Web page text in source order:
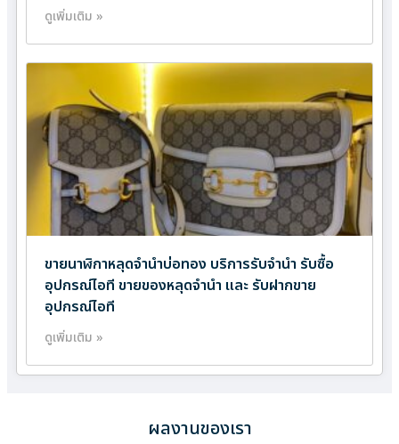
ดูเพิ่มเติม »
ขายนาฬิกาหลุดจำนำบ่อทอง บริการรับจำนำ รับซื้อ
อุปกรณ์ไอที ขายของหลุดจำนำ และ รับฝากขาย
อุปกรณ์ไอที
ดูเพิ่มเติม »
ผลงานของเรา